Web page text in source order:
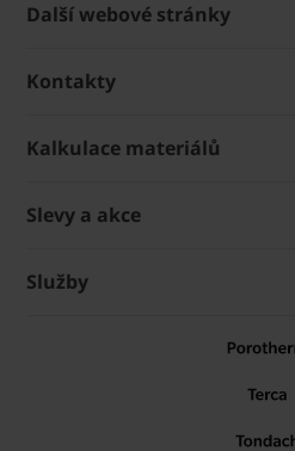
Další webové stránky
Kontakty
Kalkulace materiálů
Slevy a akce
Služby